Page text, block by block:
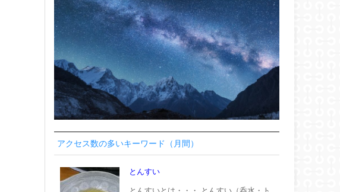
アクセス数の多いキーワード（月間）
とんすい
とんすいとは・・・ とんすい（呑水・ト